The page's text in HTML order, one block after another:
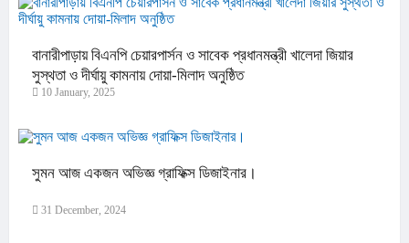
বানারীপাড়ায় বিএনপি চেয়ারপার্সন ও সাবেক প্রধানমন্ত্রী খালেদা জিয়ার
সুস্থতা ও দীর্ঘায়ু কামনায় দোয়া-মিলাদ অনুষ্ঠিত
10 January, 2025
সুমন আজ একজন অভিজ্ঞ গ্রাফিক্স ডিজাইনার।
31 December, 2024